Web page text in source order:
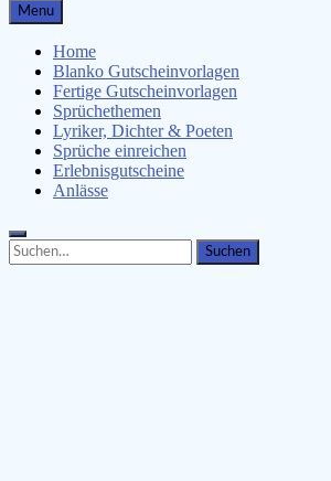
Gutscheinspruch.de
Gutscheinsprüche & Gutscheinvorlagen
Menu
Home
Blanko Gutscheinvorlagen
Fertige Gutscheinvorlagen
Sprüchethemen
Lyriker, Dichter & Poeten
Sprüche einreichen
Erlebnisgutscheine
Anlässe
Search
for:
Search